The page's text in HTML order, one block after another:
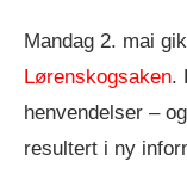
Mandag 2. mai
Lørenskogsaken.
henvendelser –
resultert i ny